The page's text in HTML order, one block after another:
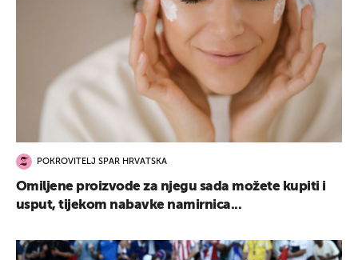
POKROVITELJ SPAR HRVATSKA
Omiljene proizvode za njegu sada možete kupiti i
usput, tijekom nabavke namirnica...